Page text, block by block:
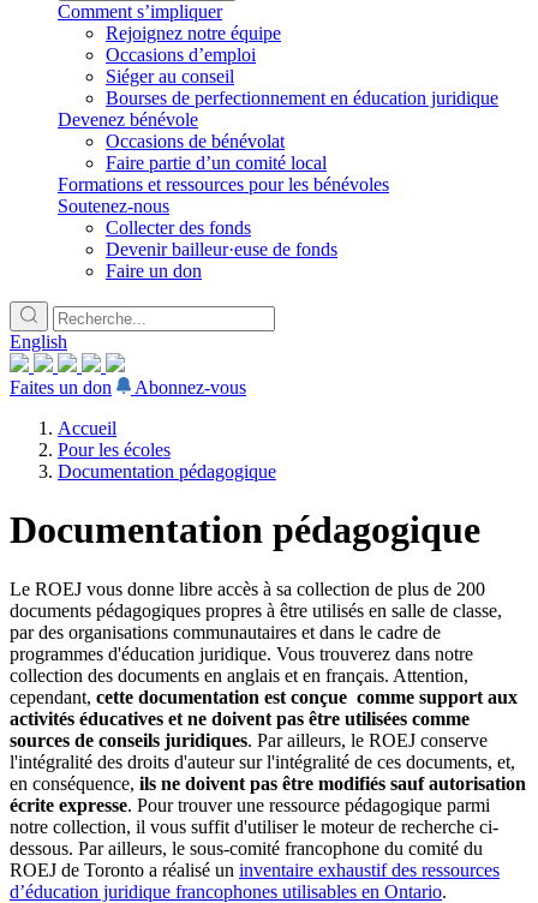
Comment s’impliquer
Rejoignez notre équipe
Occasions d’emploi
Siéger au conseil
Bourses de perfectionnement en éducation juridique
Devenez bénévole
Occasions de bénévolat
Faire partie d’un comité local
Formations et ressources pour les bénévoles
Soutenez-nous
Collecter des fonds
Devenir bailleur·euse de fonds
Faire un don
English
Faites un don
Abonnez-vous
Accueil
Pour les écoles
Documentation pédagogique
Documentation pédagogique
Le ROEJ vous donne libre accès à sa collection de plus de 200
documents pédagogiques propres à être utilisés en salle de classe,
par des organisations communautaires et dans le cadre de
programmes d'éducation juridique. Vous trouverez dans notre
collection des documents en anglais et en français. Attention,
cependant, cette documentation est conçue comme support aux
activités éducatives et ne doivent pas être utilisées comme
sources de conseils juridiques. Par ailleurs, le ROEJ conserve
l'intégralité des droits d'auteur sur l'intégralité de ces documents, et,
en conséquence, ils ne doivent pas être modifiés sauf autorisation
écrite expresse. Pour trouver une ressource pédagogique parmi
notre collection, il vous suffit d'utiliser le moteur de recherche ci-
dessous. Par ailleurs, le sous-comité francophone du comité du
ROEJ de Toronto a réalisé un inventaire exhaustif des ressources
d’éducation juridique francophones utilisables en Ontario.